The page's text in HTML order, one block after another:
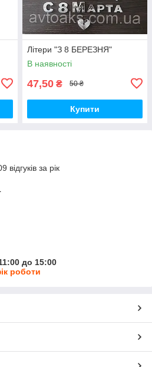
Літери "З 8 БЕРЕЗНЯ"
В наявності
47,50 ₴ 50 ₴
Купити
за рік
до 15:00
роботи